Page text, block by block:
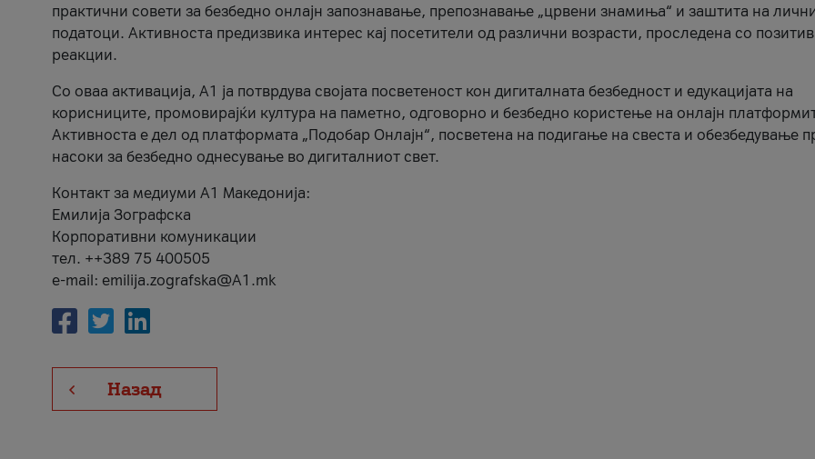
практични совети за безбедно онлајн запознавање, препознавање „црвени знамиња“ и заштита на
податоци. Активноста предизвика интерес кај посетители од различни возрасти, проследена со
реакции.
Со оваа активација, А1 ја потврдува својата посветеност кон дигиталната безбедност и едукацијата на
корисниците, промовирајќи култура на паметно, одговорно и безбедно користење на онлајн
Активноста е дел од платформата „Подобар Онлајн“, посветена на подигање на свеста и обезбедување
насоки за безбедно однесување во дигиталниот свет.
Контакт за медиуми А1 Македонија:
Емилија Зографска
Корпоративни комуникации
тел. ++389 75 400505
e-mail: emilija.zografska@A1.mk
Назад